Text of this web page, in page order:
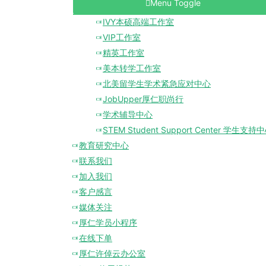
Menu Toggle
IVY本硕高端工作室
VIP工作室
精英工作室
美本转学工作室
北美留学生学术紧急应对中心
JobUpper厚仁职尚行
学术辅导中心
STEM Student Support Center 学生支持
教育研究中心
联系我们
加入我们
客户感言
媒体关注
厚仁学员小程序
在线下单
厚仁许倬云办公室